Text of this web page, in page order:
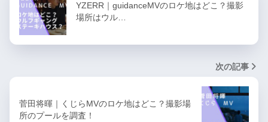
YZERR｜guidanceMVのロケ地はどこ？撮影
場所はウル…
次の記事
菅田将暉｜くじらMVのロケ地はどこ？撮影場
所のプールを調査！